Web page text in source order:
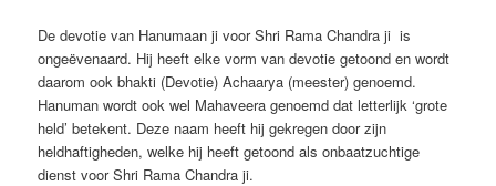
De devotie van Hanumaan ji voor Shri Rama Chandra ji is
ongeëvenaard. Hij heeft elke vorm van devotie getoond en wordt
daarom ook bhakti (Devotie) Achaarya (meester) genoemd.
Hanuman wordt ook wel Mahaveera genoemd dat letterlijk ‘grote
held’ betekent. Deze naam heeft hij gekregen door zijn
heldhaftigheden, welke hij heeft getoond als onbaatzuchtige
dienst voor Shri Rama Chandra ji.